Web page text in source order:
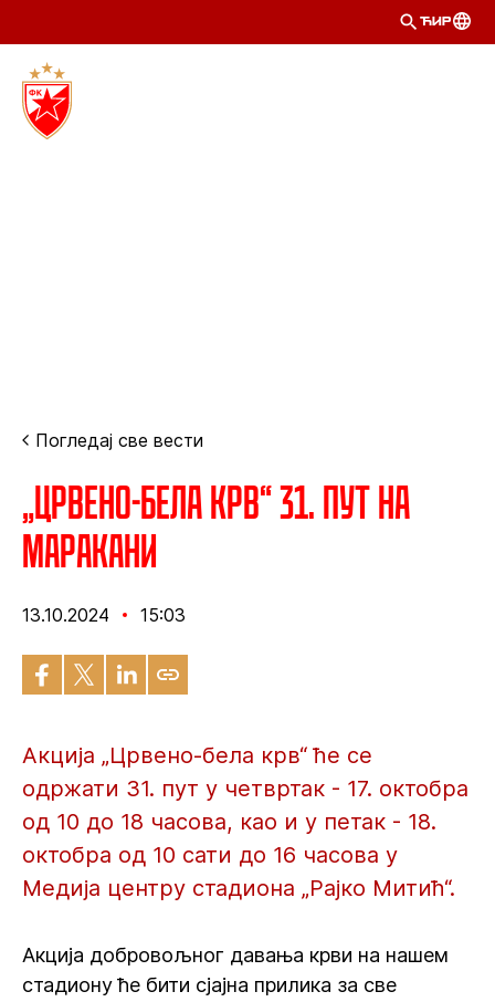
ЋИР
Погледај све вести
„Црвено-бела крв“ 31. пут на
Маракани
13.10.2024 15:03
Акција „Црвено-бела крв“ ће се
одржати 31. пут у четвртак - 17. октобра
од 10 до 18 часова, као и у петак - 18.
октобра од 10 сати до 16 часова у
Медија центру стадиона „Рајко Митић“.
Акција добровољног давања крви на нашем
стадиону ће бити сјајна прилика за све